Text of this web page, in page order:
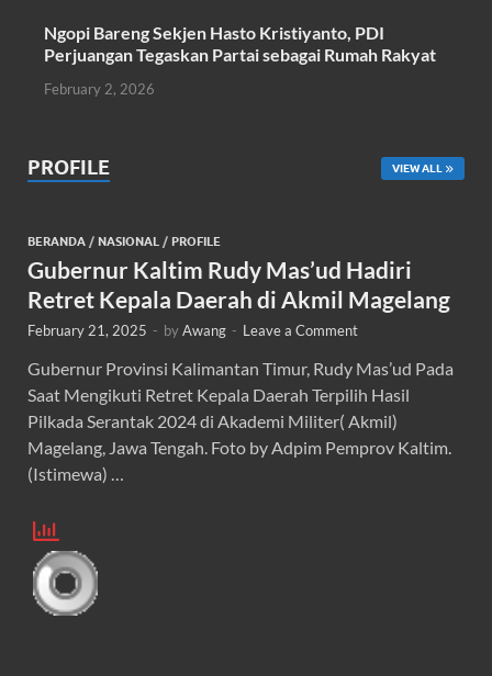
Ngopi Bareng Sekjen Hasto Kristiyanto, PDI
Perjuangan Tegaskan Partai sebagai Rumah Rakyat
February 2, 2026
PROFILE VIEW ALL
BERANDA / NASIONAL / PROFILE
Gubernur Kaltim Rudy Mas’ud Hadiri
Retret Kepala Daerah di Akmil Magelang
February 21, 2025 - byAwang - Leave a Comment
Gubernur Provinsi Kalimantan Timur, Rudy Mas’ud Pada
Saat Mengikuti Retret Kepala Daerah Terpilih Hasil
Pilkada Serantak 2024 di Akademi Militer( Akmil)
Magelang, Jawa Tengah. Foto by Adpim Pemprov Kaltim.
(Istimewa) …